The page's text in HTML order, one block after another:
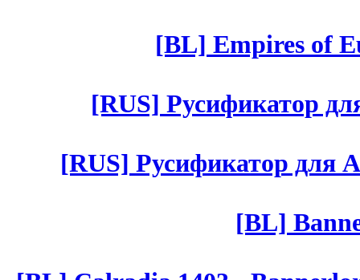
[BL] Empires of
[RUS] Русификатор
[RUS] Русификатор для
[BL]